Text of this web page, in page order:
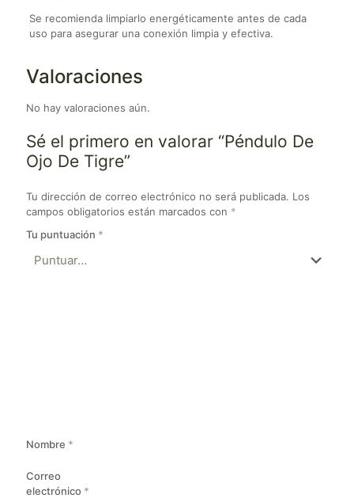
Se recomienda limpiarlo energéticamente antes de cada
uso para asegurar una conexión limpia y efectiva.
Valoraciones
No hay valoraciones aún.
Sé el primero en valorar “Péndulo De
Ojo De Tigre”
Tu dirección de correo electrónico no será publicada. Los
campos obligatorios están marcados con *
Tu puntuación *
Nombre *
Correo
electrónico *